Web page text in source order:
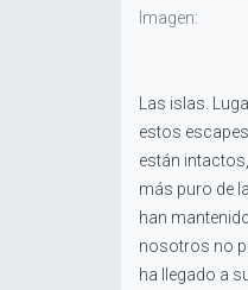
Imagen:
Las islas.
estos
están
más puro de
han
nosotros no
ha llegado a